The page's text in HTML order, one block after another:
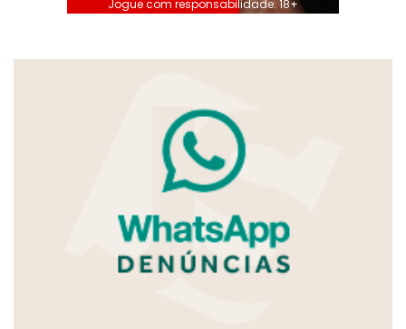
Jogue com responsabilidade. 18+